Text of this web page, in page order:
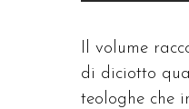
Il volume
di diciotto
teologhe che